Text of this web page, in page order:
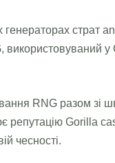
страт
використовуваний у
RNG разом зі
репутацію Gorilla
чесності.